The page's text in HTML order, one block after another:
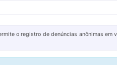
o registro de denúncias anônimas em